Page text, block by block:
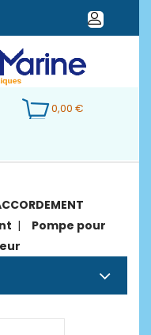
0,00 €
Pompe pour